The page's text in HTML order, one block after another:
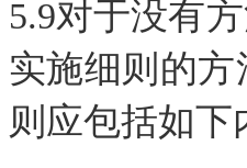
5.9对于没有
实施细则的
则应包括如下